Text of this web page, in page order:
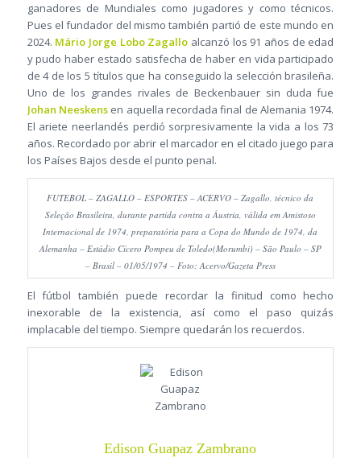
ganadores de Mundiales como jugadores y como técnicos.
Pues el fundador del mismo también partió de este mundo en
2024. Mário Jorge Lobo Zagallo alcanzó los 91 años de edad
y pudo haber estado satisfecha de haber en vida participado
de 4 de los 5 títulos que ha conseguido la selección brasileña.
Uno de los grandes rivales de Beckenbauer sin duda fue
Johan Neeskensen aquella recordada final de Alemania 1974.
El ariete neerlandés perdió sorpresivamente la vida a los 73
años. Recordado por abrir el marcador en el citado juego para
los Países Bajos desde el punto penal.
FUTEBOL – ZAGALLO – ESPORTES – ACERVO – Zagallo, técnico da
Seleção Brasileira, durante partida contra a Áustria, válida em Amistoso
Internacional de 1974, preparatória para a Copa do Mundo de 1974, da
Alemanha – Estádio Cícero Pompeu de Toledo(Morumbi) – São Paulo – SP
– Brasil – 01/05/1974 – Foto: Acervo/Gazeta Press
El fútbol también puede recordar la finitud como hecho
inexorable de la existencia, así como el paso quizás
implacable del tiempo. Siempre quedarán los recuerdos.
Edison Guapaz Zambrano